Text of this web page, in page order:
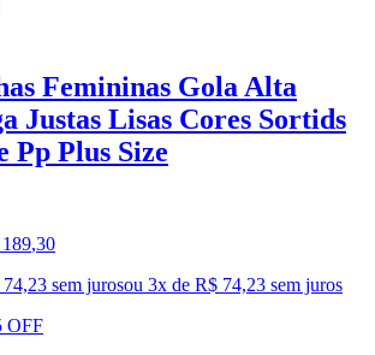
Femininas Gola Alta
Justas Lisas Cores Sortids
Pp Plus Size
189,30
sem jurosou 3x de R$ 74,23 sem juros
OFF